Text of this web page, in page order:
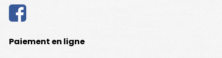
Paiement en ligne